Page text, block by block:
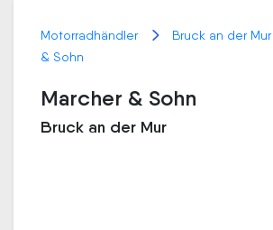
Motorradhändler Bruck an der Mur
& Sohn
Marcher & Sohn
Bruck an der Mur